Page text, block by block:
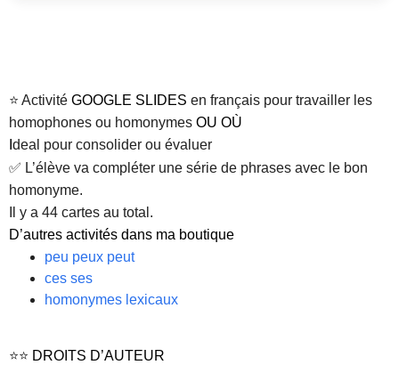
⭐ Activité GOOGLE SLIDES en français pour travailler les
homophones ou homonymes OU OÙ
deal pour consolider ou évaluer
✅ L’élève va compléter une série de phrases avec le bon
homonyme.
Il y a 44 cartes au total.
D’autres activités dans ma boutique
peu peux peut
ces ses
homonymes lexicaux
⭐⭐ DROITS D’AUTEUR